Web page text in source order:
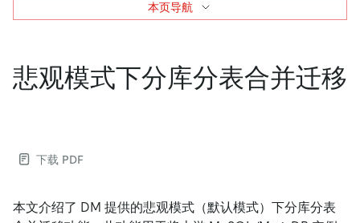
悲观模式下分库分表合并迁移
下载 PDF
本文介绍了 DM 提供的悲观模式（默认模式）下分库分表
本页导航